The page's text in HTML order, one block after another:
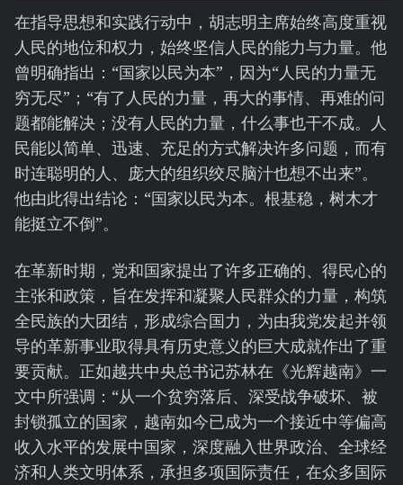
在指导思想和实践行动中，胡志明主席始终高度重视
人民的地位和权力，始终坚信人民的能力与力量。他
曾明确指出：“国家以民为本”，因为“人民的力量无
穷无尽”；“有了人民的力量，再大的事情、再难的问
题都能解决；没有人民的力量，什么事也干不成。人
民能以简单、迅速、充足的方式解决许多问题，而有
时连聪明的人、庞大的组织绞尽脑汁也想不出来”。
他由此得出结论：“国家以民为本。根基稳，树木才
能挺立不倒”。
在革新时期，党和国家提出了许多正确的、得民心的
主张和政策，旨在发挥和凝聚人民群众的力量，构筑
全民族的大团结，形成综合国力，为由我党发起并领
导的革新事业取得具有历史意义的巨大成就作出了重
要贡献。正如越共中央总书记苏林在《光辉越南》一
文中所强调：“从一个贫穷落后、深受战争破坏、被
封锁孤立的国家，越南如今已成为一个接近中等偏高
收入水平的发展中国家，深度融入世界政治、全球经
济和人类文明体系，承担多项国际责任，在众多国际